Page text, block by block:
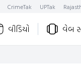
CrimeTak UPTak
વીડિયો વેબ